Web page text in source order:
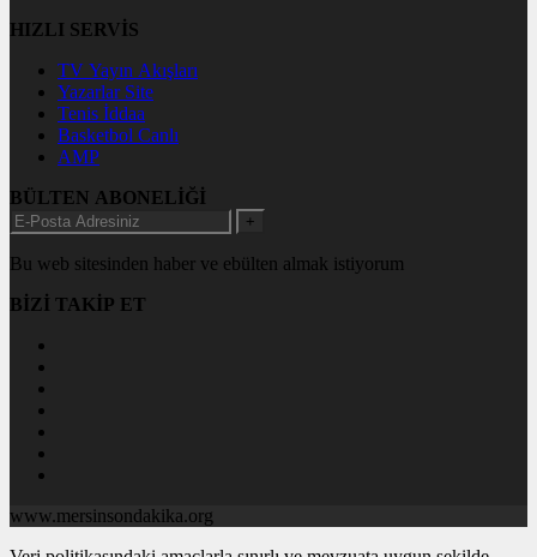
HIZLI SERVİS
TV Yayın Akışları
Yazarlar Site
Tenis İddaa
Basketbol Canlı
AMP
BÜLTEN ABONELİĞİ
+
Bu web sitesinden haber ve ebülten almak istiyorum
BİZİ TAKİP ET
www.mersinsondakika.org